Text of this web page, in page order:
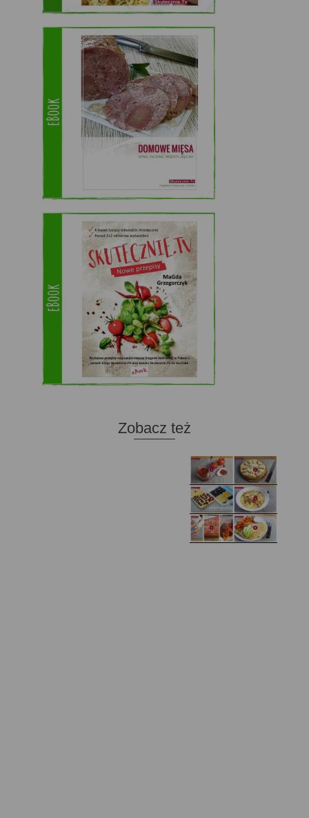
Zobacz też
Domowy ketchup (bez
cukru)
Tarta francuska z
cebulą i pomidorem
Domowe żelki
Zupa kurkowa z
selerem i pietruszką